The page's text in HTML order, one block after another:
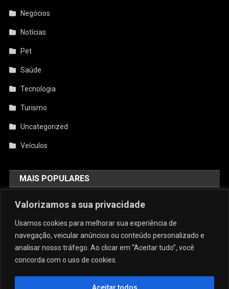
Valorizamos a sua privacidade
Usamos cookies para melhorar sua experiência de
navegação, veicular anúncios ou conteúdo personalizado e
analisar nosso tráfego. Ao clicar em “Aceitar tudo”, você
concorda com o uso de cookies.
Aceitar todos
Negócios
Notícias
Pet
Saúde
Tecnologia
Turismo
Uncategorized
Veículos
MAIS POPULARES
AquiCupom: O Melhor Site De
Conforto E Sofisticação: O Charme
Para As Estações Frias